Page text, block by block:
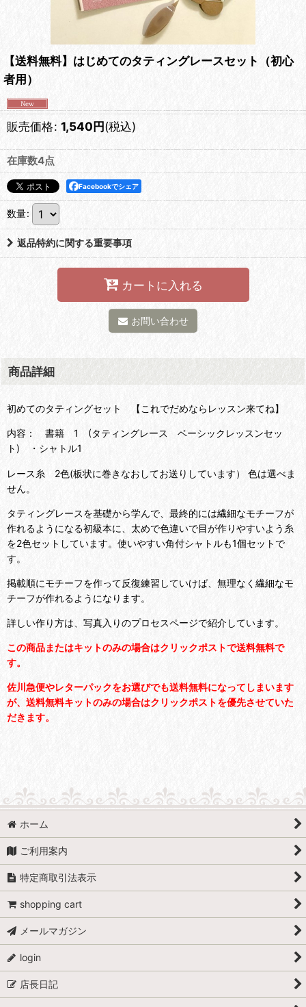
【送料無料】はじめてのタティングレースセット（初心
者用）
販売価格: 1,540円(税込)
在庫数4点
Facebookでシェア
数量:
返品特約に関する重要事項
カートに入れる
お問い合わせ
商品詳細
初めてのタティングセット 【これでだめならレッスン来てね】
内容： 書籍 1 (タティングレース ベーシックレッスンセッ
ト) ・シャトル1
レース糸 2色(板状に巻きなおしてお送りしています） 色は選べま
せん。
タティングレースを基礎から学んで、最終的には繊細なモチーフが
作れるようになる初級本に、太めで色違いで目が作りやすいよう糸
を2色セットしています。使いやすい角付シャトルも1個セットで
す。
掲載順にモチーフを作って反復練習していけば、無理なく繊細なモ
チーフが作れるようになります。
詳しい作り方は、写真入りのプロセスページで紹介しています。
この商品またはキットのみの場合はクリックポストで送料無料で
す。
佐川急便やレターパックをお選びでも送料無料になってしまいます
が、送料無料キットのみの場合はクリックポストを優先させていた
だきます。
ホーム
ご利用案内
特定商取引法表示
shopping cart
メールマガジン
login
店長日記